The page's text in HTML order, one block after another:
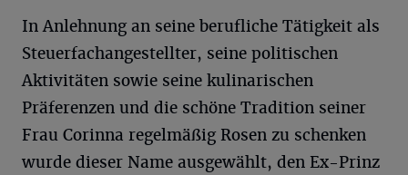
In Anlehnung an seine berufliche Tätigkeit als
Steuerfachangestellter, seine politischen
Aktivitäten sowie seine kulinarischen
Präferenzen und die schöne Tradition seiner
Frau Corinna regelmäßig Rosen zu schenken
wurde dieser Name ausgewählt, den Ex-Prinz